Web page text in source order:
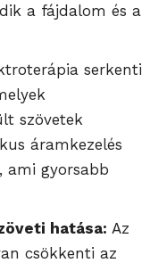
a fájdalom és a
serkenti
szövetek
áramkezelés
ami gyorsabb
hatása: Az
csökkenti az